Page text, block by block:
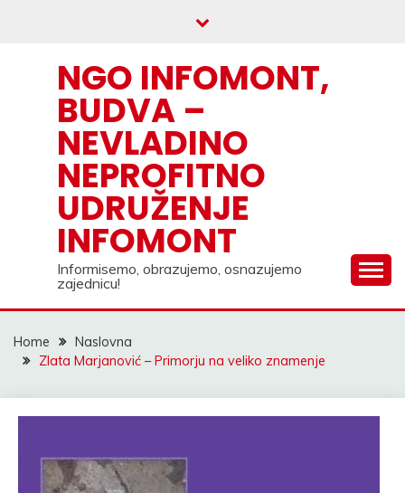
NGO INFOMONT,
BUDVA –
NEVLADINO
NEPROFITNO
UDRUŽENJE
INFOMONT
Informisemo, obrazujemo, osnazujemo
zajednicu!
Home
Naslovna
Zlata Marjanović – Primorju na veliko znamenje